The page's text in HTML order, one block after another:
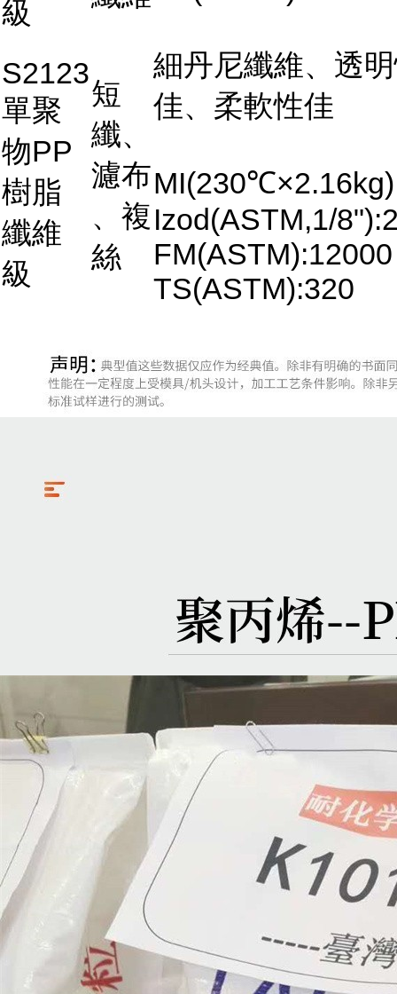
級
S2123
單聚
物PP
樹脂
纖維
級
短
纖、
濾布
、複
絲
細丹尼纖維、透
佳、柔軟性佳
Izod(ASTM,1/
FM(ASTM):12000
TS(ASTM):320